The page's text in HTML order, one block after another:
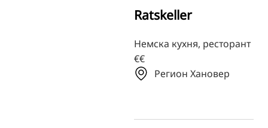
SV
PT
Ratskeller
Немска кухня, ресторант
€€
Регион Хановер